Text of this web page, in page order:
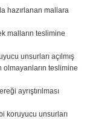
hazırlanan mallara
malların teslimine
unsurları açılmış
olmayanların teslimine
ayrıştırılması
koruyucu unsurları